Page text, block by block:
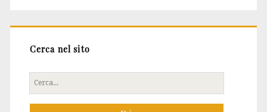
Cerca nel sito
Cerca
per: